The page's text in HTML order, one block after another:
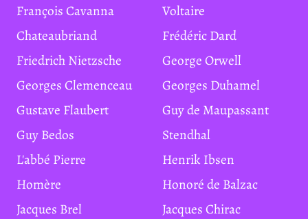
François Cavanna
Voltaire
Chateaubriand
Frédéric Dard
Friedrich Nietzsche
George Orwell
Georges Clemenceau
Georges Duhamel
Gustave Flaubert
Guy de Maupassant
Guy Bedos
Stendhal
L'abbé Pierre
Henrik Ibsen
Homère
Honoré de Balzac
Jacques Brel
Jacques Chirac